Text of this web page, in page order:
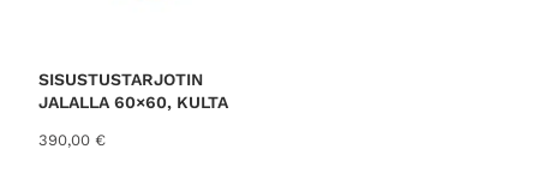
SISUSTUSTARJOTIN
JALALLA 60×60, KULTA
390,00 €